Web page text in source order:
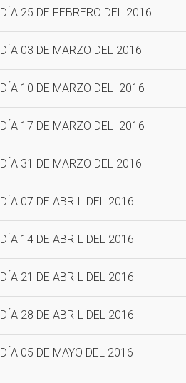
25 DE FEBRERO DEL 2016
03 DE MARZO DEL 2016
10 DE MARZO DEL 2016
17 DE MARZO DEL 2016
31 DE MARZO DEL 2016
07 DE ABRIL DEL 2016
14 DE ABRIL DEL 2016
21 DE ABRIL DEL 2016
28 DE ABRIL DEL 2016
05 DE MAYO DEL 2016